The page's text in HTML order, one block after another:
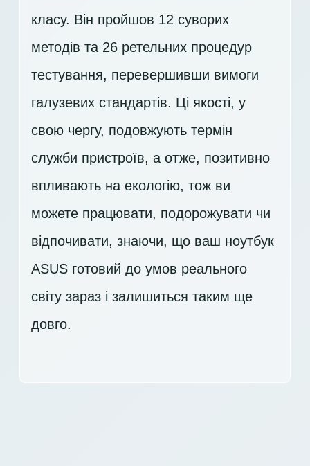
класу. Він пройшов 12 суворих
методів та 26 ретельних процедур
тестування, перевершивши вимоги
галузевих стандартів. Ці якості, у
свою чергу, подовжують термін
служби пристроїв, а отже, позитивно
впливають на екологію, тож ви
можете працювати, подорожувати чи
відпочивати, знаючи, що ваш ноутбук
ASUS готовий до умов реального
світу зараз і залишиться таким ще
довго.